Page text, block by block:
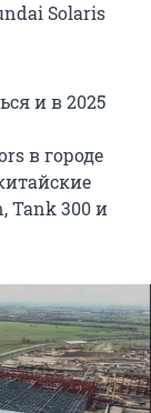
Solaris
и в 2025
в городе
Tank 300 и